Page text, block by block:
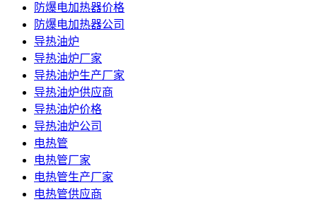
防爆电加热器价格
防爆电加热器公司
导热油炉
导热油炉厂家
导热油炉生产厂家
导热油炉供应商
导热油炉价格
导热油炉公司
电热管
电热管厂家
电热管生产厂家
电热管供应商